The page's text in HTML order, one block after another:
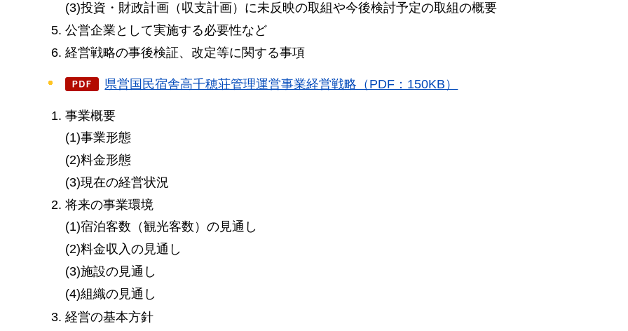
(3)投資・財政計画（収支計画）に未反映の取組や今後検討予定の取組の概要
公営企業として実施する必要性など
経営戦略の事後検証、改定等に関する事項
県営国民宿舎高千穂荘管理運営事業経営戦略（PDF：150KB）
事業概要
(1)事業形態
(2)料金形態
(3)現在の経営状況
将来の事業環境
(1)宿泊客数（観光客数）の見通し
(2)料金収入の見通し
(3)施設の見通し
(4)組織の見通し
経営の基本方針